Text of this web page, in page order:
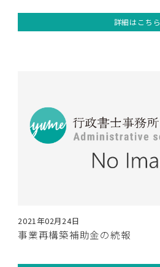
詳細はこちら
2021年02月24日
事業再構築補助金の続報